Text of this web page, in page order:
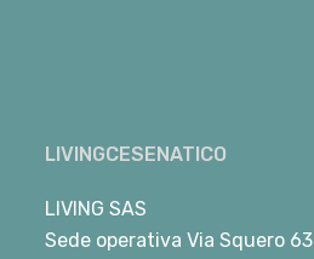
LIVINGCESENATICO
LIVING SAS
Sede operativa Via Squero 63